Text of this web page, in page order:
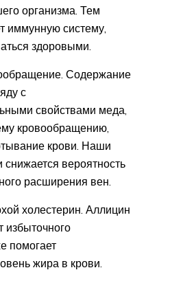
организма. Тем
иммунную систему,
здоровыми.
Содержание
с
свойствами меда,
кровообращению,
крови. Наши
вероятность
расширения вен.
холестерин. Аллицин
избыточного
помогает
жира в крови.